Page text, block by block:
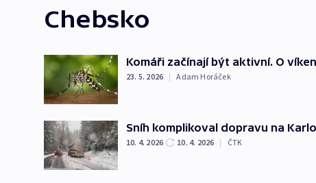
Chebsko
Komáři začínají být aktivní. O
23. 5. 2026 | Adam Horáček
Sníh komplikoval dopravu na
10. 4. 2026 10. 4. 2026 | ČTK